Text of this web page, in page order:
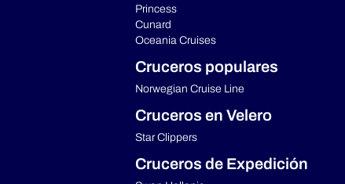
Princess
Cunard
Oceania Cruises
Cruceros populares
Norwegian Cruise Line
Cruceros en Velero
Star Clippers
Cruceros de Expedición